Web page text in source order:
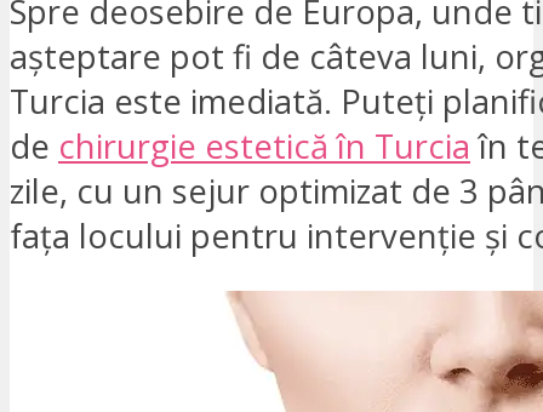
Spre deosebire de Europa, unde
așteptare pot fi de câteva luni,
Turcia este imediată. Puteți
de chirurgie estetică în Turciaîn
zile, cu un sejur optimizat de 3
fața locului pentru intervenție și